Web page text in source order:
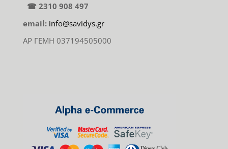
☎ 2310 908 497
email: info@savidys.gr
ΑΡ ΓΕΜΗ 037194505000